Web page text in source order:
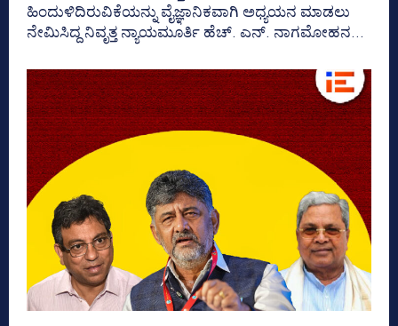
ಹಿಂದುಳಿದಿರುವಿಕೆಯನ್ನು ವೈಜ್ಞಾನಿಕವಾಗಿ ಅಧ್ಯಯನ ಮಾಡಲು
ನೇಮಿಸಿದ್ದ ನಿವೃತ್ತ ನ್ಯಾಯಮೂರ್ತಿ ಹೆಚ್. ಎನ್. ನಾಗಮೋಹನ...